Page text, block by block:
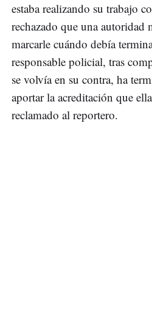
estaba realizando su trabajo
rechazado que una autoridad
marcarle cuándo debía
responsable policial, tras
se volvía en su contra, ha
aportar la acreditación que
reclamado al reportero.